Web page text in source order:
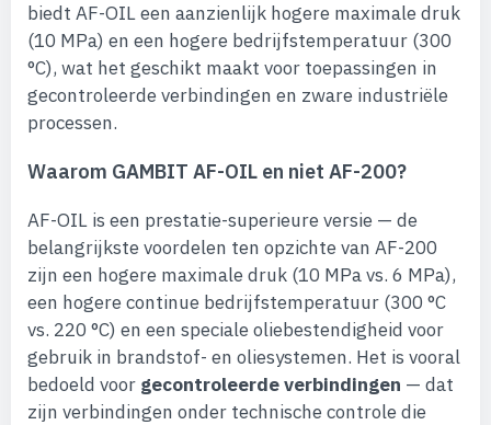
biedt AF-OIL een aanzienlijk hogere maximale druk
(10 MPa) en een hogere bedrijfstemperatuur (300
°C), wat het geschikt maakt voor toepassingen in
gecontroleerde verbindingen en zware industriële
processen.
Waarom GAMBIT AF-OIL en niet AF-200?
AF-OIL is een prestatie-superieure versie — de
belangrijkste voordelen ten opzichte van AF-200
zijn een hogere maximale druk (10 MPa vs. 6 MPa),
een hogere continue bedrijfstemperatuur (300 °C
vs. 220 °C) en een speciale oliebestendigheid voor
gebruik in brandstof- en oliesystemen. Het is vooral
bedoeld voor gecontroleerde verbindingen — dat
zijn verbindingen onder technische controle die